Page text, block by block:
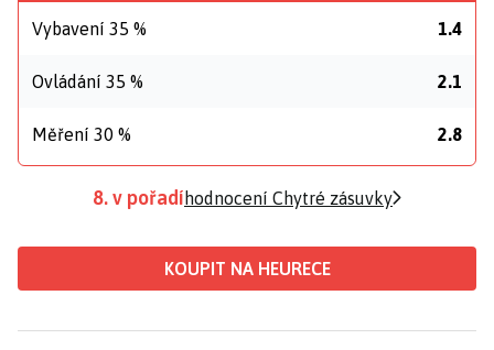
Vybavení 35 % 1.4
Ovládání 35 % 2.1
Měření 30 % 2.8
8. v pořadí hodnocení Chytré zásuvky
KOUPIT NA HEURECE